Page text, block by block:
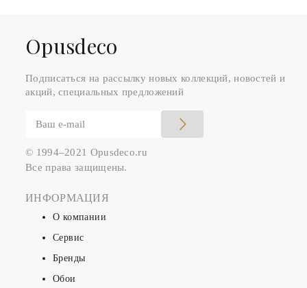
Оpusdeco
Подписаться на рассылку новых коллекций, новостей и
акций, специальных предложений
© 1994–2021 Opusdeco.ru
Все права защищены.
ИНФОРМАЦИЯ
О компании
Сервис
Бренды
Обои